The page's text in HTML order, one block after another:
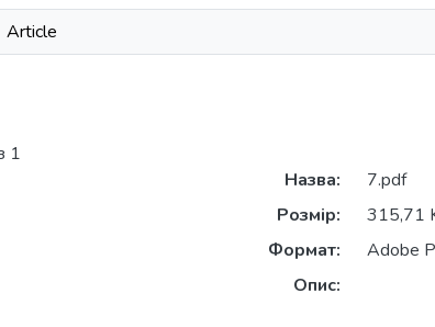
Article
1
Назва:
7.pdf
Розмір:
315,71
Формат:
Adobe
Опис: